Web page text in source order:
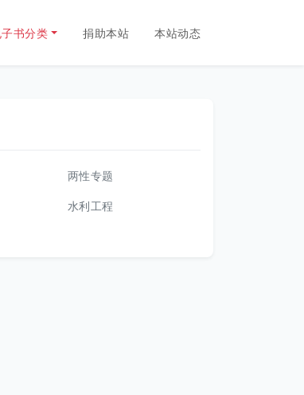
书分类 捐助本站 本站动态
两性专题
水利工程